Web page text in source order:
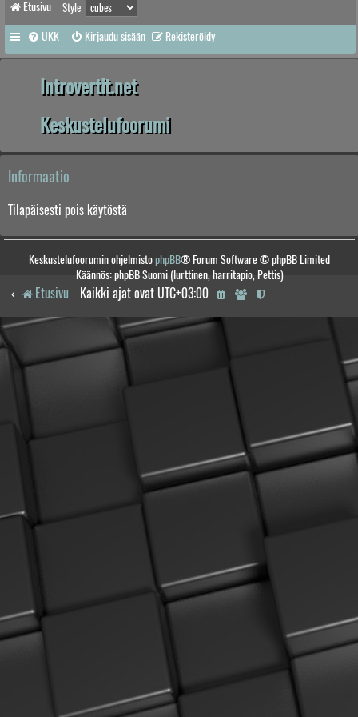
Etusivu Style:
UKK Kirjaudu sisään Rekisteröidy
Introvertit.net
Keskustelufoorumi
Informaatio
Tilapäisesti pois käytöstä
Keskustelufoorumin ohjelmistophpBB® Forum Software © phpBB Limited
Käännös: phpBB Suomi (lurttinen, harritapio, Pettis)
Etusivu Kaikki ajat ovat UTC+03:00